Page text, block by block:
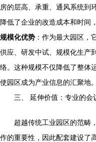
房的层高、承重、通风系统到
降低了企业的改造成本和时间
规模化优势 ：作为最大园区，
供应、研发中试、规模化生产
络。这种规模不仅降低了整体
使园区成为产业信息的汇聚地。
三、 延伸价值：专业的会
超越传统工业园区的范畴
作的重要性，因此配套建设了